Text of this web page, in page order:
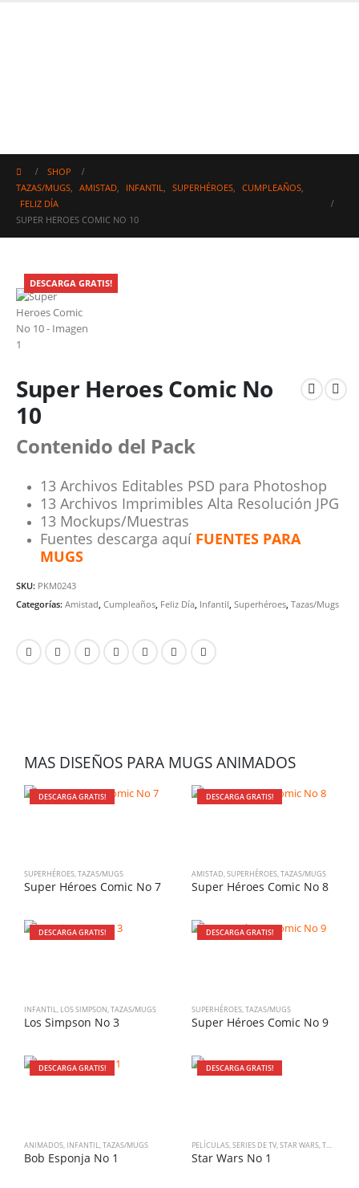
SHOP
TAZAS/MUGS
AMISTAD INFANTIL SUPERHÉROES CUMPLEAÑOS
FELIZ DÍA
SUPER HEROES COMIC NO 10
DESCARGA GRATIS!
Super Heroes Comic No
10
Contenido del Pack
13 Archivos Editables PSD para Photoshop
13 Archivos Imprimibles Alta Resolución JPG
13 Mockups/Muestras
Fuentes descarga aquí FUENTES PARA
MUGS
SKU: PKM0243
Categorías: Amistad, Cumpleaños, Feliz Día, Infantil, Superhéroes, Tazas/Mugs
MAS DISEÑOS PARA MUGS ANIMADOS
DESCARGA GRATIS!
SUPERHÉROES,TAZAS/MUGS
Super Héroes Comic No 7
DESCARGA GRATIS!
AMISTAD,SUPERHÉROES,TAZAS/MUGS
Super Héroes Comic No 8
DESCARGA GRATIS!
INFANTIL, LOS SIMPSON,TAZAS/MUGS
Los Simpson No 3
DESCARGA GRATIS!
SUPERHÉROES,TAZAS/MUGS
Super Héroes Comic No 9
DESCARGA GRATIS!
ANIMADOS INFANTIL TAZAS/MUGS
Bob Esponja No 1
DESCARGA GRATIS!
PELÍCULAS SERIES DE TV STAR WARS TAZAS/MUGS
Star Wars No 1